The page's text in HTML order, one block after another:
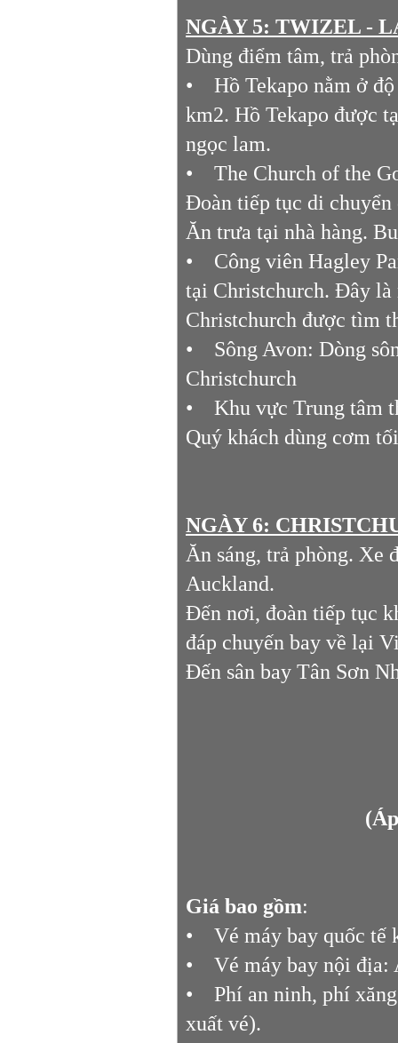
NGÀY 5: TWIZEL -
Dùng điểm tâm, trả
• Hồ Tekapo nằm ở
km2. Hồ Tekapo được
ngọc lam.
• The Church of the
Đoàn tiếp tục di chuyển
Ăn trưa tại nhà hàng.
• Công viên Hagley
tại Christchurch. Đây là
Christchurch được tìm
• Sông Avon: Dòng
Christchurch
• Khu vực Trung tâm
Quý khách dùng cơm
NGÀY 6:
Ăn sáng, trả phòng. Xe
Auckland.
Đến nơi, đoàn tiếp tục
đáp chuyến bay về lại
Đến sân bay Tân Sơn
Giá bao gồm:
• Vé máy bay quốc tế
• Vé máy bay nội địa:
• Phí an ninh, phí
xuất vé).